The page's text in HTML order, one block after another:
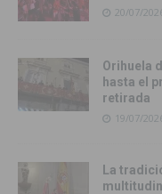
20/07/
Orihuela
hasta el
retirada
19/07/
La